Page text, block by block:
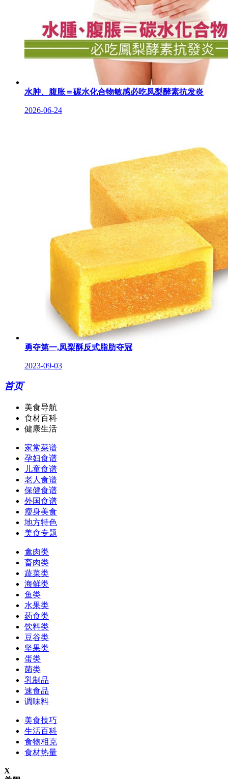
水肿、腹胀＝碳水化合物敏感必吃凤梨酵素抗发炎
2026-06-24
勇夺第一,凤梨酥反式脂肪夺冠
2023-09-03
首页
美食导航
食材百科
健康生活
家常菜谱
孕妇食谱
儿童食谱
老人食谱
保健食谱
外国食谱
瘦身美食
地方特色
美食专题
禽肉类
畜肉类
蔬菜类
海鲜类
鱼类
水果类
药食类
饮料类
豆谷类
坚果类
蛋类
菌类
乳制品
速食品
调味料
美食技巧
生活百科
食物相克
食材热量
X